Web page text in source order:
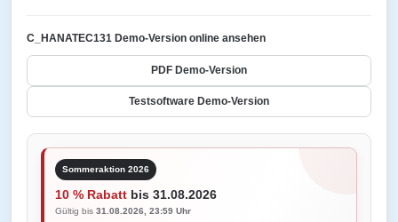
C_HANATEC131 Demo-Version online ansehen
PDF Demo-Version
Testsoftware Demo-Version
Sommeraktion 2026
10 % Rabatt bis 31.08.2026
Gültig bis 31.08.2026, 23:59 Uhr